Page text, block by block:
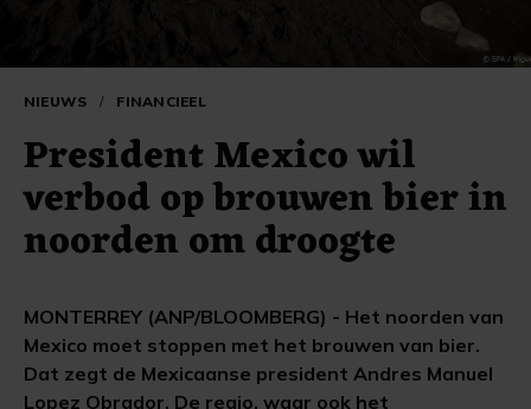
NIEUWS / FINANCIEEL
President Mexico wil
verbod op brouwen bier in
noorden om droogte
MONTERREY (ANP/BLOOMBERG) - Het noorden van
Mexico moet stoppen met het brouwen van bier.
Dat zegt de Mexicaanse president Andres Manuel
Lopez Obrador. De regio, waar ook het